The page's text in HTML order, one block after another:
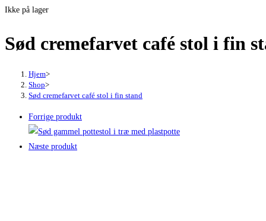
Ikke på lager
Sød cremefarvet café stol i fin
Hjem>
Shop>
Sød cremefarvet café stol i fin stand
Forrige produkt
Næste produkt